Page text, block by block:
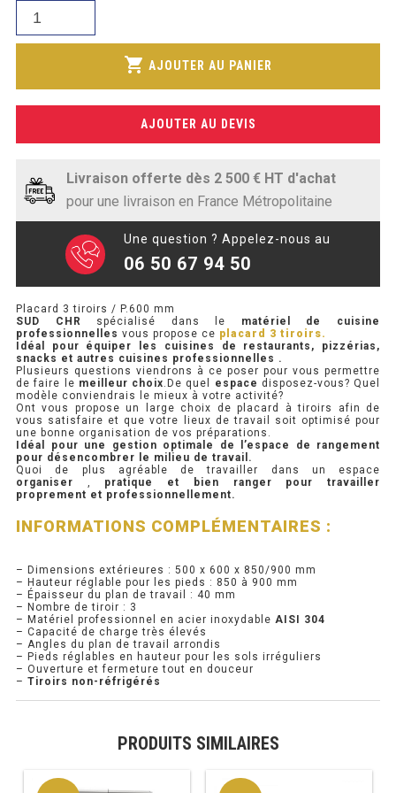
SOUBASSEMENT RÉFRIGÉRÉ
TABLE DE PRÉPARATION
SALADETTE COMPACTE
SALADETTE COMPACTE VITRÉE
SALADETTE 800 VITRÉE
MEUBLE À PIZZA
MEUBLE À PIZZA COMPACT
MEUBLE À PIZZA
PRÉSENTOIR À INGRÉDIENTS
PROFONDEUR 300 VITRÉE
PROFONDEUR 400 INOX
ARMOIRE RÉFRIGÉRÉE
RÉFRIGÉRATEUR
RÉFRI / CONGÉL BOULANGERIE
515,79€.
actuel
est :
tiroirs
shopping_cart AJOUTER AU PANIER
AJOUTER AU DEVIS
Livraison offerte dès 2 500 € HT d'achat
pour une livraison en France Métropolitaine
Une question ? Appelez-nous au
06 50 67 94 50
Placard 3 tiroirs / P.600 mm
SUD CHR
spécialisé dans le matériel de cuisine
professionnelles vous propose ce placard 3 tiroirs.
Idéal pour équiper les cuisines de restaurants, pizzérias,
snacks et autres cuisines professionnelles .
Plusieurs questions viendrons à ce poser pour vous permettre
de faire le meilleur choix.De quel espace disposez-vous? Quel
modèle conviendrais le mieux à votre activité?
Ont vous propose un large choix de placard à tiroirs afin de
vous satisfaire et que votre lieux de travail soit optimisé pour
une bonne organisation de vos préparations.
Idéal pour une gestion optimale de l’espace de rangement
pour désencombrer le milieu de travail.
Quoi de plus agréable de travailler dans un espace
organiser , pratique et bien ranger pour travailler
proprement et professionnellement.
INFORMATIONS COMPLÉMENTAIRES :
– Dimensions extérieures : 500 x 600 x 850/900 mm
– Hauteur réglable pour les pieds : 850 à 900 mm
– Épaisseur du plan de travail : 40 mm
– Nombre de tiroir : 3
– Matériel professionnel en acier inoxydable AISI 304
– Capacité de charge très élevés
– Angles du plan de travail arrondis
– Pieds réglables en hauteur pour les sols irréguliers
– Ouverture et fermeture tout en douceur
– Tiroirs non-réfrigérés
PRODUITS SIMILAIRES